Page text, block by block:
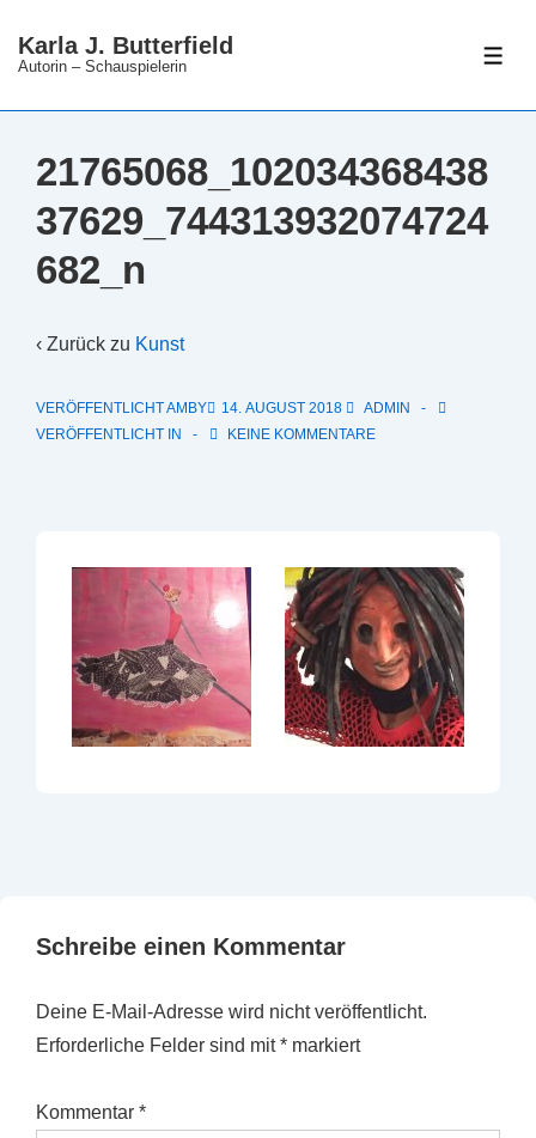
ZumKarla J. Butterfield
Autorin – Schauspielerin
21765068_102034368438
37629_744313932074724
682_n
‹ Zurück zu Kunst
VERÖFFENTLICHT AMBY 14. AUGUST 2018
ADMIN
VERÖFFENTLICHT IN
KEINE KOMMENTARE
Schreibe einen Kommentar
Deine E-Mail-Adresse wird nicht veröffentlicht.
Erforderliche Felder sind mit* markiert
Kommentar *